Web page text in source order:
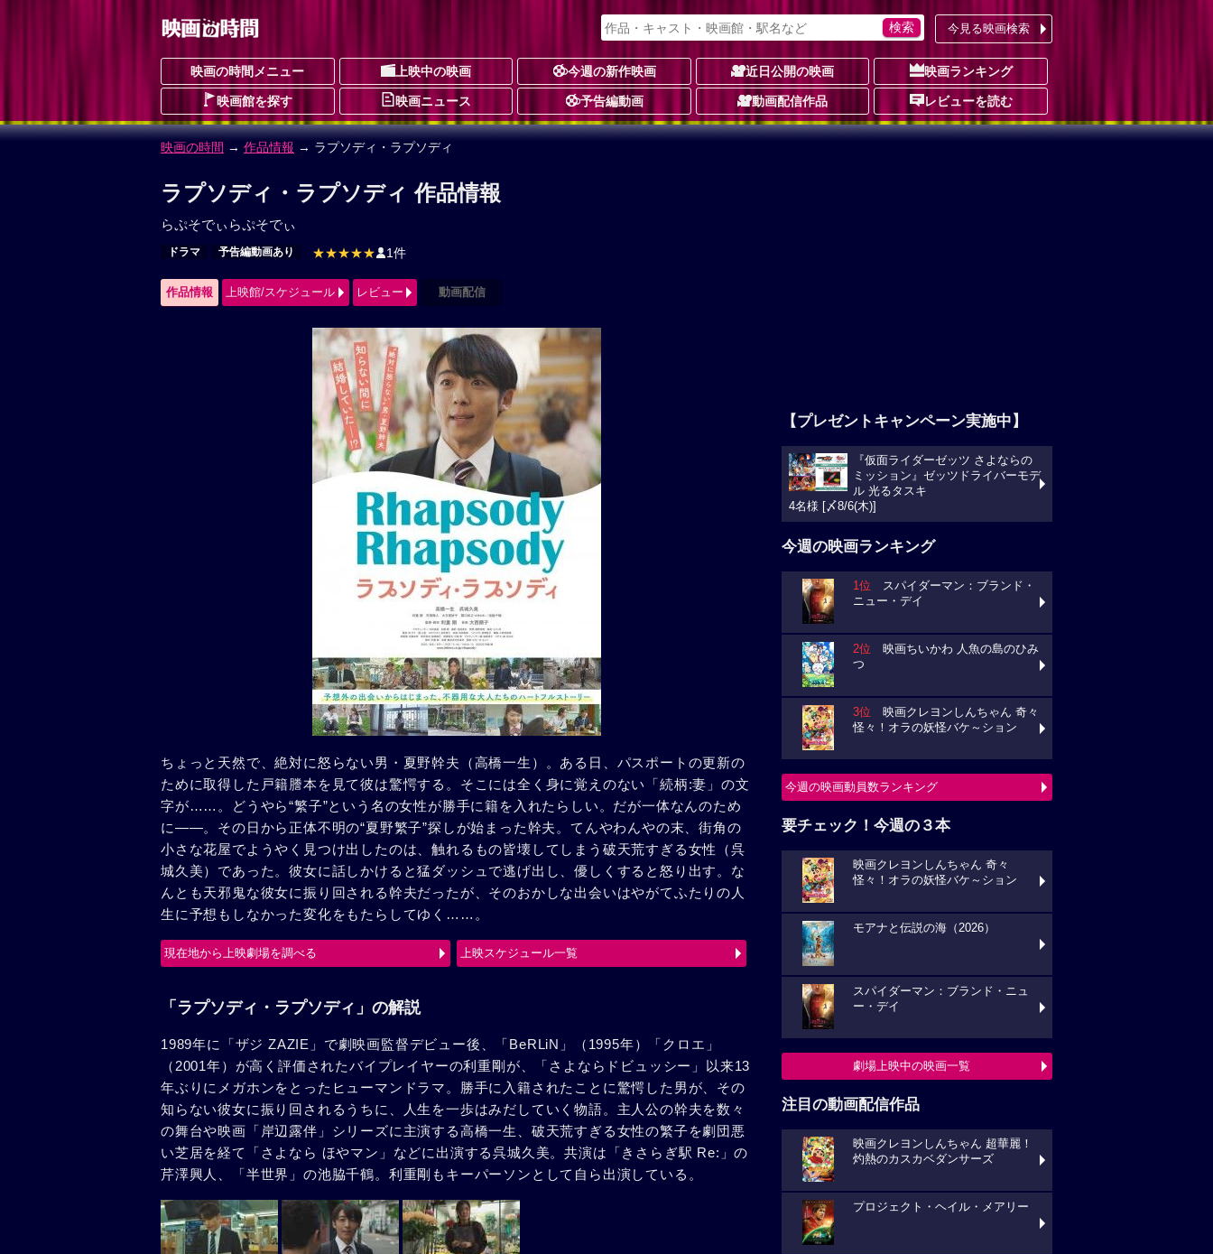
今見る映画検索
映画の時間メニュー 上映中の映画 今週の新作映画 近日公開の映画 映画ランキング
映画館を探す 映画ニュース 予告編動画 動画配信作品 レビューを読む
映画の時間 → 作品情報 → ラプソディ・ラプソディ
ラプソディ・ラプソディ 作品情報
らぷそでぃらぷそでぃ
ドラマ 予告編動画あり ★★★★★ 1件
作品情報 上映館/スケジュール レビュー 動画配信
ちょっと天然で、絶対に怒らない男・夏野幹夫（高橋一生）。ある日、パスポートの更新の
ために取得した戸籍謄本を見て彼は驚愕する。そこには全く身に覚えのない「続柄:妻」の文
字が……。どうやら“繁子”という名の女性が勝手に籍を入れたらしい。だが一体なんのため
に――。その日から正体不明の“夏野繁子”探しが始まった幹夫。てんやわんやの末、街角の
小さな花屋でようやく見つけ出したのは、触れるもの皆壊してしまう破天荒すぎる女性（呉
城久美）であった。彼女に話しかけると猛ダッシュで逃げ出し、優しくすると怒り出す。な
んとも天邪鬼な彼女に振り回される幹夫だったが、そのおかしな出会いはやがてふたりの人
生に予想もしなかった変化をもたらしてゆく……。
現在地から上映劇場を調べる 上映スケジュール一覧
「ラプソディ・ラプソディ」の解説
1989年に「ザジ ZAZIE」で劇映画監督デビュー後、「BeRLiN」（1995年）「クロエ」
（2001年）が高く評価されたバイプレイヤーの利重剛が、「さよならドビュッシー」以来13
年ぶりにメガホンをとったヒューマンドラマ。勝手に入籍されたことに驚愕した男が、その
知らない彼女に振り回されるうちに、人生を一歩はみだしていく物語。主人公の幹夫を数々
の舞台や映画「岸辺露伴」シリーズに主演する高橋一生、破天荒すぎる女性の繁子を劇団悪
い芝居を経て「さよなら ほやマン」などに出演する呉城久美。共演は「きさらぎ駅 Re:」の
芹澤興人、「半世界」の池脇千鶴。利重剛もキーパーソンとして自ら出演している。
【プレゼントキャンペーン実施中】
『仮面ライダーゼッツ さよならの
ミッション』ゼッツドライバーモデ
ル 光るタスキ
4名様 [〆8/6(木)]
今週の映画ランキング
1位 スパイダーマン：ブランド・
ニュー・デイ
2位 映画ちいかわ 人魚の島のひみ
つ
3位 映画クレヨンしんちゃん 奇々
怪々！オラの妖怪バケ～ション
今週の映画動員数ランキング
要チェック！今週の３本
映画クレヨンしんちゃん 奇々
怪々！オラの妖怪バケ～ション
モアナと伝説の海（2026）
スパイダーマン：ブランド・ニュ
ー・デイ
劇場上映中の映画一覧
注目の動画配信作品
映画クレヨンしんちゃん 超華麗！
灼熱のカスカベダンサーズ
プロジェクト・ヘイル・メアリー